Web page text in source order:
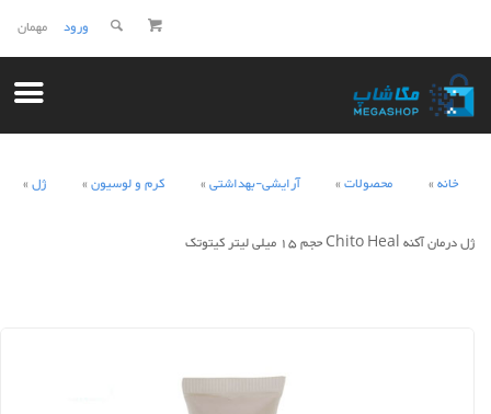
مهمان ورود
خانه محصولات آرایشی-بهداشتی کرم و لوسیون ژل
ژل درمان آکنه Chito Heal حجم 15 میلی لیتر کیتوتک